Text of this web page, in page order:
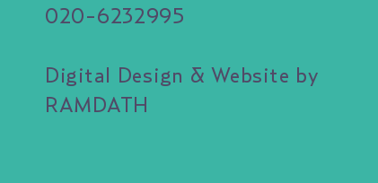
020-6232995
Digital Design & Website by
RAMDATH